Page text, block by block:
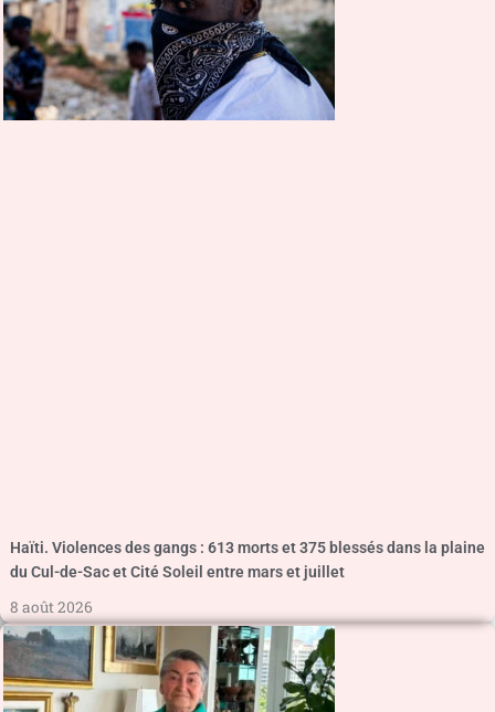
Haïti. Violences des gangs : 613 morts et 375 blessés dans la plaine
du Cul-de-Sac et Cité Soleil entre mars et juillet
8 août 2026